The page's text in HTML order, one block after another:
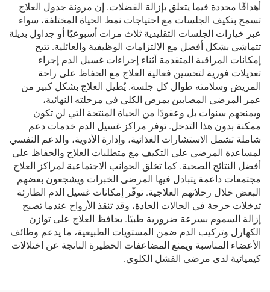
أهدافًا محددة فيما يتعلق بإزالة الفضلات. إن مرونة جدول العلاج
تسمح بتكيف الجلسات مع احتياجات نمط الحياة المختلفة، سواء
عبر خيارات الجلسات التقليدية ثلاث مرات أسبوعيًا أو جداول بديلة
تتماشى بشكل أفضل مع الالتزامات الوظيفية والعائلية. تتيح
إمكانات المراقبة المتقدمة أثناء إجراءات غسيل الدم إجراء
تعديلات فورية لتحسين فعالية العلاج مع الحفاظ على راحة
المريض وسلامته طوال كل جلسة. يُطيل العلاج بشكل كبير من
عمر المرضى المصابين بمرض الكلى في مرحلته النهائية،
ويمنحهم سنوات بل وعقودًا من الحياة المنتجة التي لن تكون
ممكنة بدون هذا التدخل. توفر مراكز غسيل الدم خدمات دعم
شاملة تشمل الاستشارات الغذائية، وإدارة الأدوية، والدعم النفسي
لمساعدة المرضى على التكيف مع متطلبات العلاج والحفاظ على
أفضل النتائج الصحية. كما تخلق الجوانب الاجتماعية لمراكز العلاج
مجتمعات داعمة يتبادل فيها المرضى الخبرات ويشجعون بعضهم
البعض خلال رحلاتهم العلاجية. توفّر إمكانات غسيل الدم الطارئة
تدخلات حرجة في الحالات الحادة، وقد تنقذ الأرواح عندما تصبح
إزالة السموم بسرعة ضرورية طبيًا. يحافظ العلاج على توازن
الكهارل وتركيب الدم ضمن المستويات الطبيعية، ما يدعم وظائف
الأعضاء المناسبة ويمنع المضاعفات الخطيرة الناتجة عن اختلالات
كيميائية لدى مرضى الفشل الكلوي.